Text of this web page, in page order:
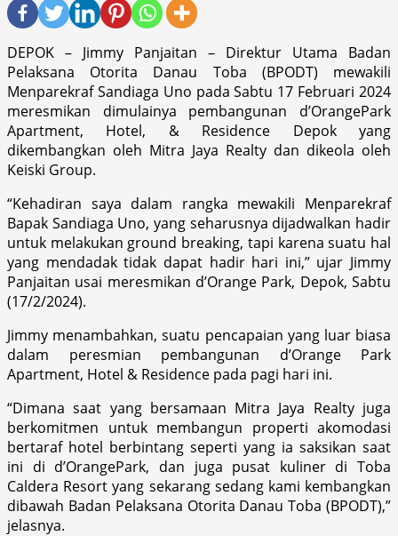
DEPOK – Jimmy Panjaitan – Direktur Utama Badan
Pelaksana Otorita Danau Toba (BPODT) mewakili
Menparekraf Sandiaga Uno pada Sabtu 17 Februari 2024
meresmikan dimulainya pembangunan d’OrangePark
Apartment, Hotel, & Residence Depok yang
dikembangkan oleh Mitra Jaya Realty dan dikeola oleh
Keiski Group.
“Kehadiran saya dalam rangka mewakili Menparekraf
Bapak Sandiaga Uno, yang seharusnya dijadwalkan hadir
untuk melakukan ground breaking, tapi karena suatu hal
yang mendadak tidak dapat hadir hari ini,” ujar Jimmy
Panjaitan usai meresmikan d’Orange Park, Depok, Sabtu
(17/2/2024).
Jimmy menambahkan, suatu pencapaian yang luar biasa
dalam peresmian pembangunan d’Orange Park
Apartment, Hotel & Residence pada pagi hari ini.
“Dimana saat yang bersamaan Mitra Jaya Realty juga
berkomitmen untuk membangun properti akomodasi
bertaraf hotel berbintang seperti yang ia saksikan saat
ini di d’OrangePark, dan juga pusat kuliner di Toba
Caldera Resort yang sekarang sedang kami kembangkan
dibawah Badan Pelaksana Otorita Danau Toba (BPODT),”
jelasnya.